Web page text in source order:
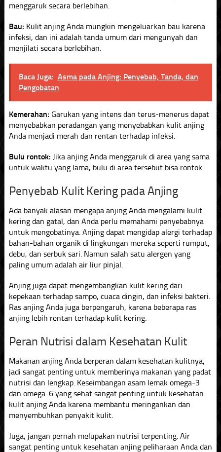
menggaruk secara berlebihan.
Bau: Kulit anjing Anda mungkin mengeluarkan bau karena
infeksi, dan ini adalah tanda umum dari mengunyah dan
menjilati secara berlebihan.
Baca Juga: Asma pada Anjing: Penyebab, Tanda, dan
Pengobatan
Kemerahan: Garukan yang intens dan terus-menerus dapat
menyebabkan peradangan yang menyebabkan kulit anjing
Anda menjadi merah dan rentan terhadap infeksi.
Bulu rontok: Jika anjing Anda menggaruk di area yang sama
untuk waktu yang lama, bulu di area tersebut bisa rontok.
Penyebab Kulit Kering pada Anjing
Ada banyak alasan mengapa anjing Anda mengalami kulit
kering dan gatal, dan Anda perlu memahami penyebabnya
untuk mengobatinya. Anjing dapat mengidap alergi terhadap
bahan-bahan organik di lingkungan mereka seperti rumput,
debu, dan serbuk sari. Namun salah satu alergen yang
paling umum adalah air liur pinjal.
Anjing juga dapat mengembangkan kulit kering dari
kepekaan terhadap sampo, cuaca dingin, dan infeksi bakteri.
Ras anjing Anda juga berpengaruh, karena beberapa ras
anjing lebih rentan terhadap kulit kering.
Peran Nutrisi dalam Kesehatan Kulit
Makanan anjing Anda berperan dalam kesehatan kulitnya,
jadi sangat penting untuk memberinya makanan yang padat
nutrisi dan lengkap. Keseimbangan asam lemak omega-3
dan omega-6 yang sehat sangat penting untuk kesehatan
kulit anjing Anda karena membantu meringankan dan
menyembuhkan penyakit kulit.
Juga, jangan pernah melupakan nutrisi terpenting. Air
sangat penting untuk kesehatan anjing peliharaan Anda dan